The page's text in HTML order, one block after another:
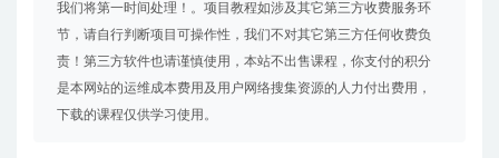
我们将第一时间处理！。项目教程如涉及其它第三方收费服务环
节，请自行判断项目可操作性，我们不对其它第三方任何收费负
责！第三方软件也请谨慎使用，本站不出售课程，你支付的积分
是本网站的运维成本费用及用户网络搜集资源的人力付出费用，
下载的课程仅供学习使用。